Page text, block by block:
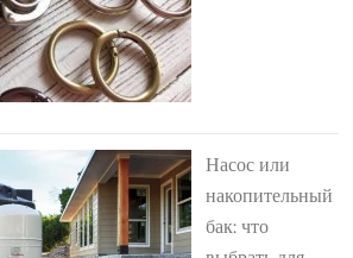
Насос или
накопительный
бак: что